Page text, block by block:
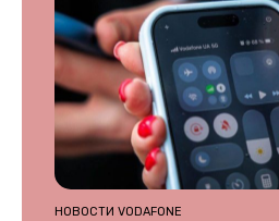
НОВОСТИ VODAFONE